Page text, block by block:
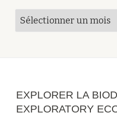
Archives
EXPLORER LA
EXPLORATORY